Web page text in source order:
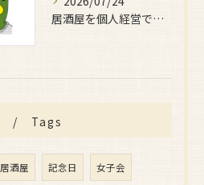
居酒屋を個人経営で安定収益を目指すための実践ガイドと成功するためのポイント
Tags
居酒屋 記念日 女子会